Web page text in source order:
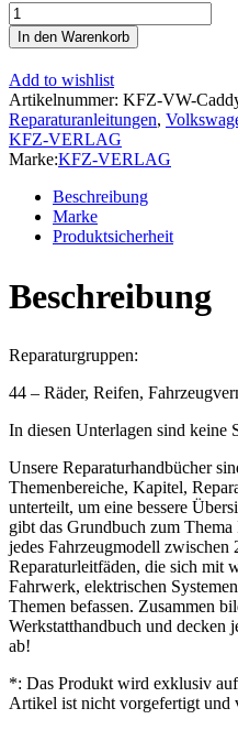
VW
Caddy
Typ
9K
1995-
2003
Ratgeber
Räder
und
Reifen
Reparaturanleitung
Menge
In den Warenkorb
Add to wishlist
Artikelnummer: KFZ-VW-
Reparaturanleitungen,
KFZ-VERLAG
Marke:KFZ-VERLAG
Beschreibung
Marke
Produktsicherheit
Beschreibung
Reparaturgruppen:
44 – Räder, Reifen,
In diesen Unterlagen sind keine
Unsere Reparaturhandbücher
Themenbereiche, Kapitel,
unterteilt, um eine bessere
gibt das Grundbuch zum
jedes Fahrzeugmodell zwischen
Reparaturleitfäden, die sich mit
Fahrwerk, elektrischen
Themen befassen. Zusammen
Werkstatthandbuch und decken
ab!
*: Das Produkt wird exklusiv
Artikel ist nicht vorgefertigt und